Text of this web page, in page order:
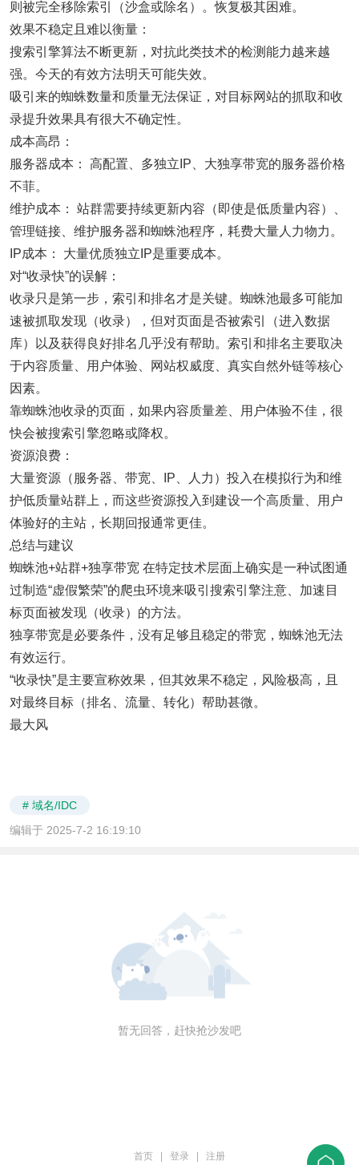
则被完全移除索引（沙盒或除名）。恢复极其困难。
效果不稳定且难以衡量：
搜索引擎算法不断更新，对抗此类技术的检测能力越来越
强。今天的有效方法明天可能失效。
吸引来的蜘蛛数量和质量无法保证，对目标网站的抓取和收
录提升效果具有很大不确定性。
成本高昂：
服务器成本： 高配置、多独立IP、大独享带宽的服务器价格
不菲。
维护成本： 站群需要持续更新内容（即使是低质量内容）、
管理链接、维护服务器和蜘蛛池程序，耗费大量人力物力。
IP成本： 大量优质独立IP是重要成本。
对“收录快”的误解：
收录只是第一步，索引和排名才是关键。蜘蛛池最多可能加
速被抓取发现（收录），但对页面是否被索引（进入数据
库）以及获得良好排名几乎没有帮助。索引和排名主要取决
于内容质量、用户体验、网站权威度、真实自然外链等核心
因素。
靠蜘蛛池收录的页面，如果内容质量差、用户体验不佳，很
快会被搜索引擎忽略或降权。
资源浪费：
大量资源（服务器、带宽、IP、人力）投入在模拟行为和维
护低质量站群上，而这些资源投入到建设一个高质量、用户
体验好的主站，长期回报通常更佳。
总结与建议
蜘蛛池+站群+独享带宽 在特定技术层面上确实是一种试图通
过制造“虚假繁荣”的爬虫环境来吸引搜索引擎注意、加速目
标页面被发现（收录）的方法。
独享带宽是必要条件，没有足够且稳定的带宽，蜘蛛池无法
有效运行。
“收录快”是主要宣称效果，但其效果不稳定，风险极高，且
对最终目标（排名、流量、转化）帮助甚微。
最大风
# 域名/IDC
编辑于 2025-7-2 16:19:10
暂无回答，赶快抢沙发吧
首页 登录 注册